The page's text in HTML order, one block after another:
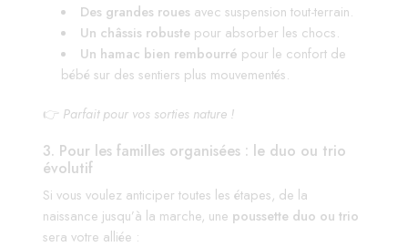
Des grandes roues avec suspension tout-terrain.
Un châssis robustepour absorber les chocs.
Un hamac bien rembourré pour le confort de
bébé sur des sentiers plus mouvementés.
👉 Parfait pour vos sorties nature !
3. Pour les familles organisées : le duo ou trio
évolutif
Si vous voulez anticiper toutes les étapes, de la
naissance jusqu’à la marche, une poussette duo ou trio
sera votre alliée :